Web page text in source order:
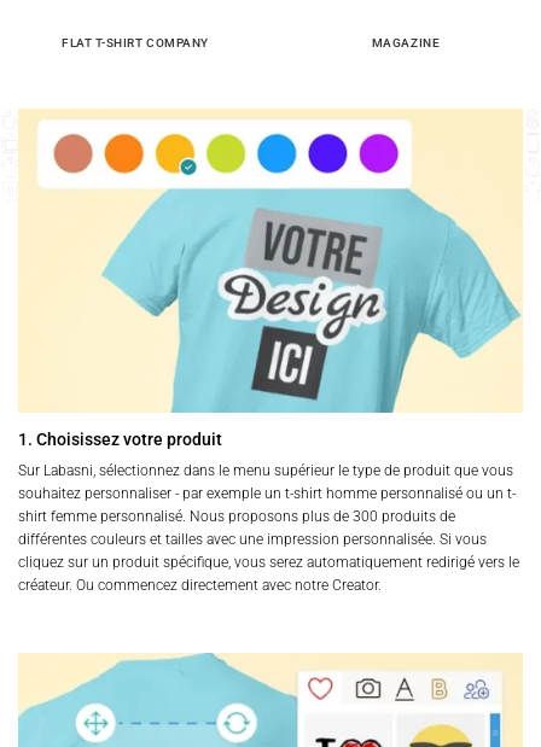
FLAT T-SHIRT COMPANY MAGAZINE
1. Choisissez votre produit
Sur Labasni, sélectionnez dans le menu supérieur le type de produit que vous
souhaitez personnaliser - par exemple un t-shirt homme personnalisé ou un t-
shirt femme personnalisé. Nous proposons plus de 300 produits de
différentes couleurs et tailles avec une impression personnalisée. Si vous
cliquez sur un produit spécifique, vous serez automatiquement redirigé vers le
créateur. Ou commencez directement avec notre Creator.